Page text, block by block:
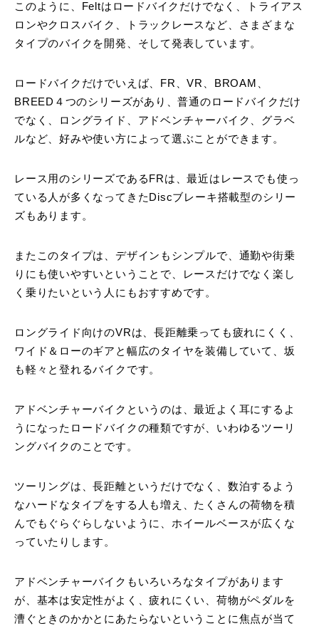
このように、Feltはロードバイクだけでなく、トライアス
ロンやクロスバイク、トラックレースなど、さまざまな
タイプのバイクを開発、そして発表しています。
ロードバイクだけでいえば、FR、VR、BROAM、
BREED４つのシリーズがあり、普通のロードバイクだけ
でなく、ロングライド、アドベンチャーバイク、グラベ
ルなど、好みや使い方によって選ぶことができます。
レース用のシリーズであるFRは、最近はレースでも使っ
ている人が多くなってきたDiscブレーキ搭載型のシリー
ズもあります。
またこのタイプは、デザインもシンプルで、通勤や街乗
りにも使いやすいということで、レースだけでなく楽し
く乗りたいという人にもおすすめです。
ロングライド向けのVRは、長距離乗っても疲れにくく、
ワイド＆ローのギアと幅広のタイヤを装備していて、坂
も軽々と登れるバイクです。
アドベンチャーバイクというのは、最近よく耳にするよ
うになったロードバイクの種類ですが、いわゆるツーリ
ングバイクのことです。
ツーリングは、長距離というだけでなく、数泊するよう
なハードなタイプをする人も増え、たくさんの荷物を積
んでもぐらぐらしないように、ホイールベースが広くな
っていたりします。
アドベンチャーバイクもいろいろなタイプがあります
が、基本は安定性がよく、疲れにくい、荷物がペダルを
漕ぐときのかかとにあたらないということに焦点が当て